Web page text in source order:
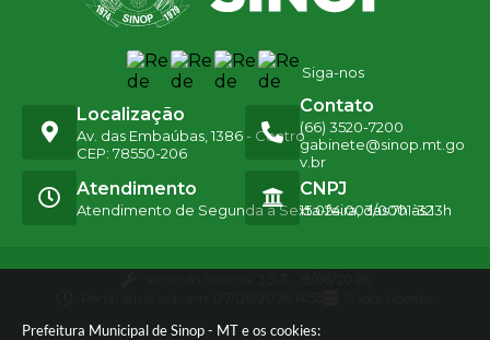
Prefeitura Municipal de Sinop - MT e os cookies:
Siga-nos
Localização
Av. das Embaúbas, 1386 - Centro
CEP: 78550-206
Contato
(66) 3520-7200
gabinete@sinop.mt.go
v.br
Atendimento
Atendimento de Segunda a Sexta-feira, das 7h às 13h
CNPJ
15.024.003/0001-32